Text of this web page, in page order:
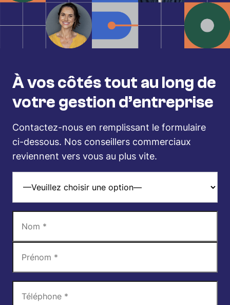
À vos côtés tout au long de
votre gestion d’entreprise
Contactez-nous en remplissant le formulaire
ci-dessous. Nos conseillers commerciaux
reviennent vers vous au plus vite.